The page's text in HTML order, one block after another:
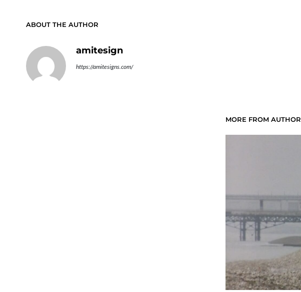
ABOUT THE AUTHOR
amitesign
https://amitesigns.com/
MORE FROM AUTHOR